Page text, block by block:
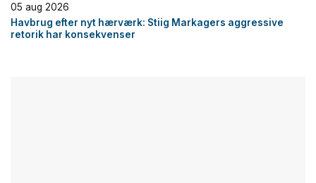
05 aug 2026
Havbrug efter nyt hærværk: Stiig Markagers aggressive
retorik har konsekvenser